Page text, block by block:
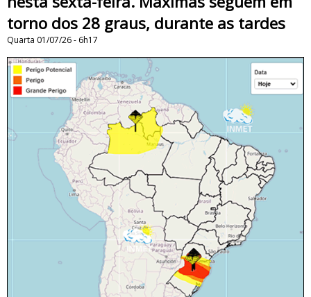
torno dos 28 graus, durante as tardes
Quarta 01/07/26 - 6h17